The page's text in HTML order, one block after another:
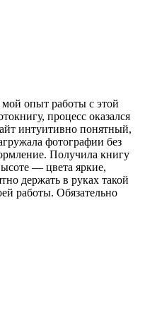
опыт работы с этой
процесс оказался
интуитивно понятный,
фотографии без
Получила книгу
— цвета яркие,
держать в руках такой
работы. Обязательно